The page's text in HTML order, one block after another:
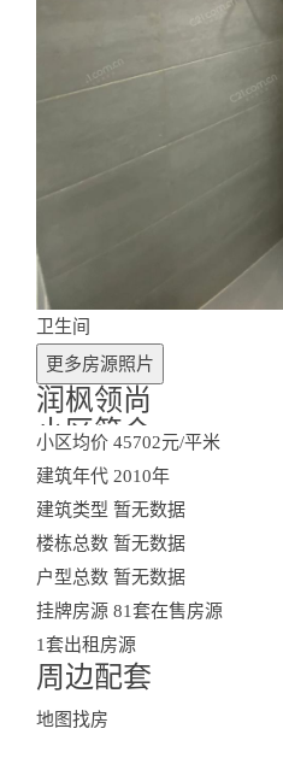
卫生间
更多房源照片
润枫领尚
小区简介
小区均价 45702元/平米
建筑年代 2010年
建筑类型 暂无数据
楼栋总数 暂无数据
户型总数 暂无数据
挂牌房源 81套在售房源
1套出租房源
周边配套
Surroundings
地图找房